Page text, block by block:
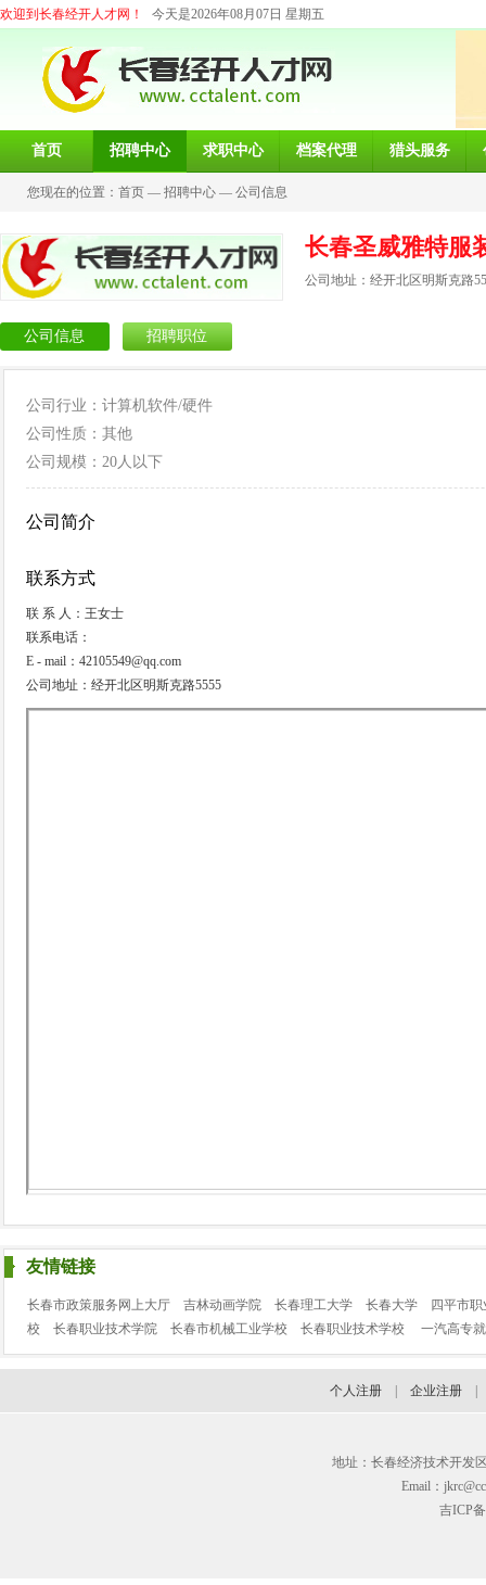
欢迎到长春经开人才网！ 今天是2026年08月07日 星期五
首页 招聘中心 求职中心 档案代理 猎头服务
您现在的位置： 首页 — 招聘中心 — 公司信息
长春圣威雅特服
公司地址：经开北区明斯克路
公司信息 招聘职位
公司行业：计算机软件/硬件
公司性质：其他
公司规模：20人以下
公司简介
联系方式
联 系 人：王女士
联系电话：
E - mail：42105549@qq.com
公司地址：经开北区明斯克路5555
友情链接
长春市政策服务网上大厅 吉林动画学院 长春理工大学 长春大学
四平市
校
长春职业技术学院 长春市机械工业学校 长春职业技术学校 一汽高专
个人注册 企业注册
地址：长春经济技术开发
Email：
吉ICP